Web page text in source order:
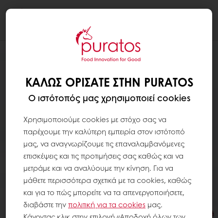
ΚΑΛΏΣ ΟΡΊΣΑΤΕ ΣΤΗΝ PURATOS
Ο ιστότοπός μας χρησιμοποιεί cookies
Χρησιμοποιούμε cookies με στόχο σας να
παρέχουμε την καλύτερη εμπειρία στον ιστότοπό
μας, να αναγνωρίζουμε τις επαναλαμβανόμενες
επισκέψεις και τις προτιμήσεις σας καθώς και να
μετράμε και να αναλύουμε την κίνηση. Για να
μάθετε περισσότερα σχετικά με τα cookies, καθώς
και για το πώς μπορείτε να τα απενεργοποιήσετε,
διαβάστε τηνπολιτική για τα cookies μας.